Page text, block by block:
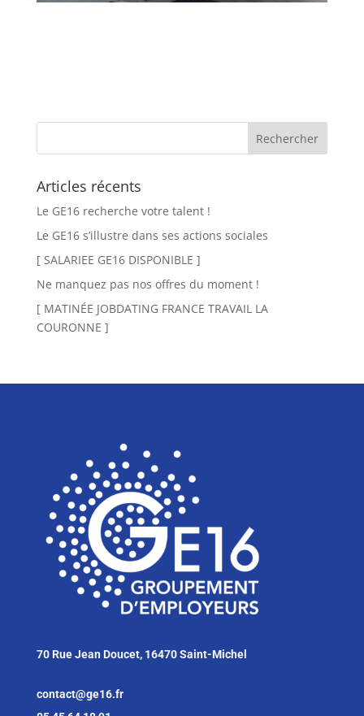
Articles récents
Le GE16 recherche votre talent !
Le GE16 s’illustre dans ses actions sociales
[ SALARIEE GE16 DISPONIBLE ]
Ne manquez pas nos offres du moment !
[ MATINÉE JOBDATING FRANCE TRAVAIL LA
COURONNE ]
70 Rue Jean Doucet, 16470 Saint-Michel
contact@ge16.fr